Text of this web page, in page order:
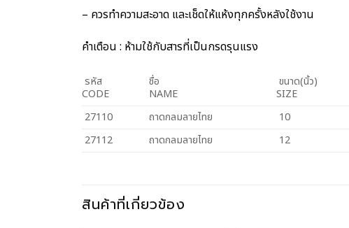
– ควรทำความสะอาด และเช็ดให้แห้งทุกครั้งหลังใช้งาน
คำเตือน : ห้ามใช้กับสารที่เป็นกรดรุนแรง
รหัส
CODE
ชื่อ
NAME
ขนาด(นิ้ว)
SIZE
27110
ถาดกลมลายไทย 10
27112
ถาดกลมลายไทย 12
สินค้าที่เกี่ยวข้อง